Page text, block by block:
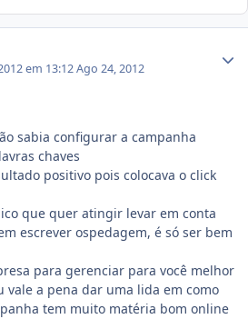
em 13:12Ago 24, 2012
sabia configurar a campanha
chaves
positivo pois colocava o click
que quer atingir levar em conta
escrever ospedagem, é só ser bem
para gerenciar para você melhor
vale a pena dar uma lida em como
tem muito matéria bom online